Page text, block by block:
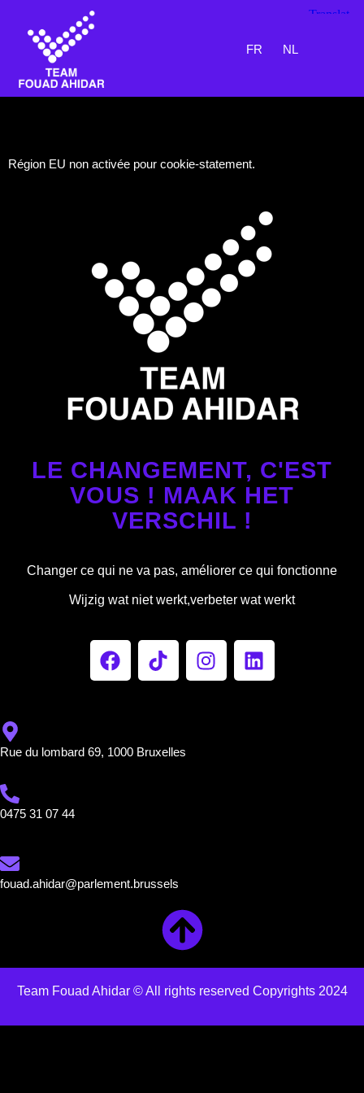
FR NL
Politique de
Région EU non activée pour cookie-statement.
LE CHANGEMENT, C'EST
VOUS ! MAAK HET
VERSCHIL !
Changer ce qui ne va pas, améliorer ce qui fonctionne
Wijzig wat niet werkt,verbeter wat werkt
Rue du lombard 69, 1000 Bruxelles
0475 31 07 44
fouad.ahidar@parlement.brussels
Team Fouad Ahidar © All rights reserved Copyrights 2024